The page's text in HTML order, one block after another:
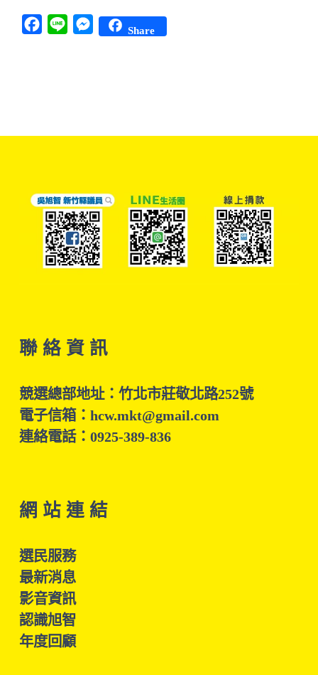
Facebook
Line Messenger
Share
聯 絡 資 訊
競選總部地址：竹北市莊敬北路252號
電子信箱：hcw.mkt@gmail.com
連絡電話：0925-389-836
網 站 連 結
選民服務
最新消息
影音資訊
認識旭智
年度回顧